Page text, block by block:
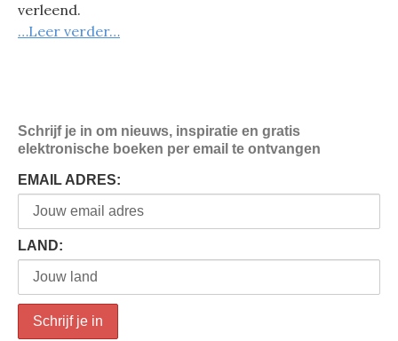
verleend.
…Leer verder…
Schrijf je in om nieuws, inspiratie en gratis
elektronische boeken per email te ontvangen
EMAIL ADRES:
LAND: